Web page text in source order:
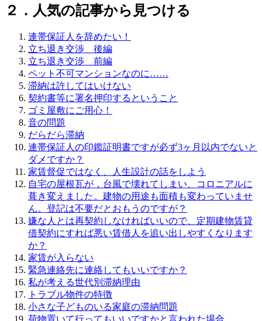
２．人気の記事から見つける
連帯保証人を辞めたい！
立ち退き交渉 後編
立ち退き交渉 前編
ペット不可マンションなのに……
滞納は許してはいけない
契約書等に署名押印するということ
ゴミ屋敷にご用心！
音の問題
だらだら滞納
連帯保証人の印鑑証明書ですが必ず3ヶ月以内でないと
ダメですか？
家賃督促ではなく、人生設計の話をしよう
自宅の屋根瓦が，台風で壊れてしまい、コロニアルに
葺き変えました。建物の用途も面積も変わっていませ
ん。登記は不要だとおもうのですが？
嫌な人とは再契約しなければいいので、定期建物賃貸
借契約にすれば悪い賃借人を追い出しやすくなります
か？
家賃が入らない
緊急連絡先に連絡してもいいですか？
私が考える世代別滞納理由
トラブル物件の特徴
小さな子どものいる家庭の滞納問題